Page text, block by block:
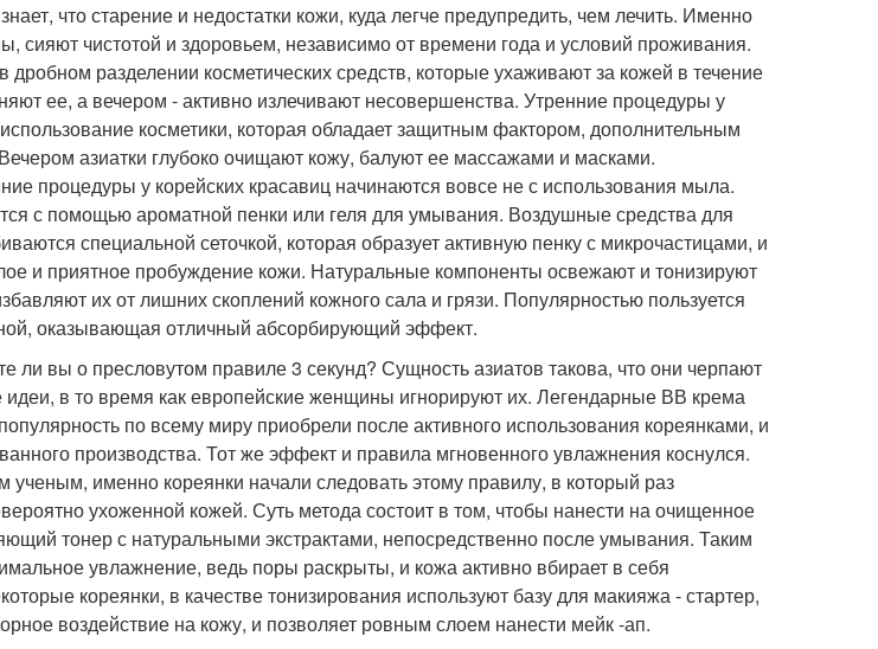
что старение и недостатки кожи, куда легче предупредить, чем лечить. Именно
сияют чистотой и здоровьем, независимо от времени года и условий проживания.
дробном разделении косметических средств, которые ухаживают за кожей в течение
ее, а вечером - активно излечивают несовершенства. Утренние процедуры у
косметики, которая обладает защитным фактором, дополнительным
азиатки глубоко очищают кожу, балуют ее массажами и масками.
процедуры у корейских красавиц начинаются вовсе не с использования мыла.
с помощью ароматной пенки или геля для умывания. Воздушные средства для
специальной сеточкой, которая образует активную пенку с микрочастицами, и
и приятное пробуждение кожи. Натуральные компоненты освежают и тонизируют
их от лишних скоплений кожного сала и грязи. Популярностью пользуется
оказывающая отличный абсорбирующий эффект.
ли вы о пресловутом правиле 3 секунд? Сущность азиатов такова, что они черпают
в то время как европейские женщины игнорируют их. Легендарные ВВ крема
по всему миру приобрели после активного использования кореянками, и
производства. Тот же эффект и правила мгновенного увлажнения коснулся.
ученым, именно кореянки начали следовать этому правилу, в который раз
ухоженной кожей. Суть метода состоит в том, чтобы нанести на очищенное
тонер с натуральными экстрактами, непосредственно после умывания. Таким
увлажнение, ведь поры раскрыты, и кожа активно вбирает в себя
кореянки, в качестве тонизирования используют базу для макияжа - стартер,
воздействие на кожу, и позволяет ровным слоем нанести мейк -ап.